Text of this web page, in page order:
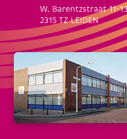
W. Barentzstraat 11-
2315 TZ LEIDEN